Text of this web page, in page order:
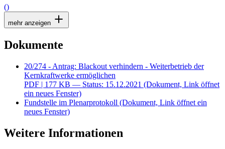
()
mehr anzeigen
Dokumente
20/274 - Antrag: Blackout verhindern - Weiterbetrieb der
Kernkraftwerke ermöglichen
PDF | 177 KB — Status: 15.12.2021 (Dokument, Link öffnet
ein neues Fenster)
Fundstelle im Plenarprotokoll (Dokument, Link öffnet ein
neues Fenster)
Weitere Informationen